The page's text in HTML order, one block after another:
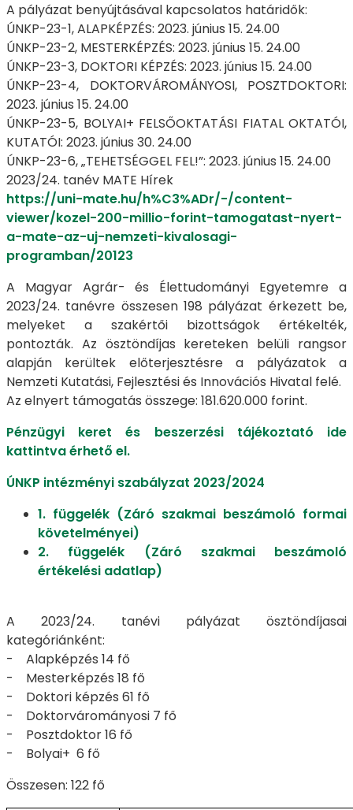
A pályázat benyújtásával kapcsolatos határidők:
ÚNKP-23-1, ALAPKÉPZÉS: 2023. június 15. 24.00
ÚNKP-23-2, MESTERKÉPZÉS: 2023. június 15. 24.00
ÚNKP-23-3, DOKTORI KÉPZÉS: 2023. június 15. 24.00
ÚNKP-23-4, DOKTORVÁROMÁNYOSI, POSZTDOKTORI:
2023. június 15. 24.00
ÚNKP-23-5, BOLYAI+ FELSŐOKTATÁSI FIATAL OKTATÓI,
KUTATÓI: 2023. június 30. 24.00
ÚNKP-23-6, „TEHETSÉGGEL FEL!”: 2023. június 15. 24.00
2023/24. tanév MATE Hírek
https://uni-mate.hu/h%C3%ADr/-/content-
viewer/kozel-200-millio-forint-tamogatast-nyert-
a-mate-az-uj-nemzeti-kivalosagi-
programban/20123
A Magyar Agrár- és Élettudományi Egyetemre a
2023/24. tanévre összesen 198 pályázat érkezett be,
melyeket a szakértői bizottságok értékelték,
pontozták. Az ösztöndíjas kereteken belüli rangsor
alapján kerültek előterjesztésre a pályázatok a
Nemzeti Kutatási, Fejlesztési és Innovációs Hivatal felé.
Az elnyert támogatás összege: 181.620.000 forint.
Pénzügyi keret és beszerzési tájékoztató ide
kattintva érhető el.
ÚNKP intézményi szabályzat 2023/2024
1. függelék (Záró szakmai beszámoló formai
követelményei)
2. függelék (Záró szakmai beszámoló
értékelési adatlap)
A 2023/24. tanévi pályázat ösztöndíjasai
kategóriánként:
- Alapképzés 14 fő
- Mesterképzés 18 fő
- Doktori képzés 61 fő
- Doktorvárományosi 7 fő
- Posztdoktor 16 fő
- Bolyai+ 6 fő
Összesen: 122 fő